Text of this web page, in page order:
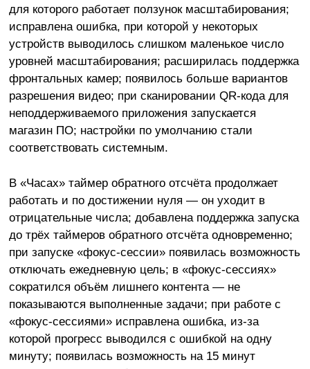
для которого работает ползунок масштабирования;
исправлена ошибка, при которой у некоторых
устройств выводилось слишком маленькое число
уровней масштабирования; расширилась поддержка
фронтальных камер; появилось больше вариантов
разрешения видео; при сканировании QR-кода для
неподдерживаемого приложения запускается
магазин ПО; настройки по умолчанию стали
соответствовать системным.
В «Часах» таймер обратного отсчёта продолжает
работать и по достижении нуля — он уходит в
отрицательные числа; добавлена поддержка запуска
до трёх таймеров обратного отсчёта одновременно;
при запуске «фокус-сессии» появилась возможность
отключать ежедневную цель; в «фокус-сессиях»
сократился объём лишнего контента — не
показываются выполненные задачи; при работе с
«фокус-сессиями» исправлена ошибка, из-за
которой прогресс выводился с ошибкой на одну
минуту; появилась возможность на 15 минут